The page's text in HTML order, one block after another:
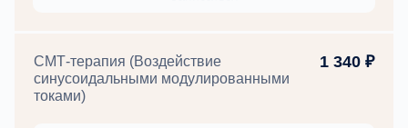
СМТ-терапия (Воздействие
синусоидальными модулированными
токами)
1 340 ₽